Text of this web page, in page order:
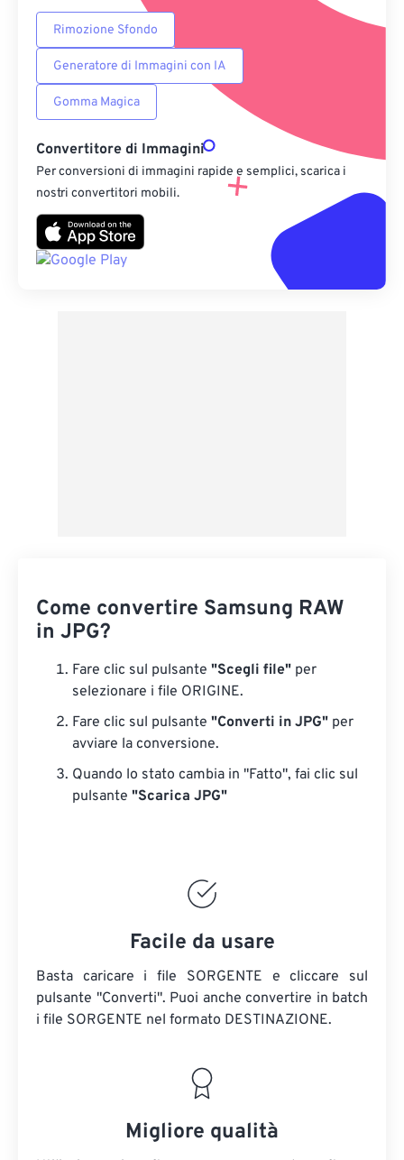
Rimozione Sfondo
Generatore di Immagini con IA
Gomma Magica
Convertitore di Immagini
Per conversioni di immagini rapide e semplici, scarica i
nostri convertitori mobili.
Come convertire Samsung RAW
in JPG?
Fare clic sul pulsante "Scegli file" per
selezionare i file ORIGINE.
Fare clic sul pulsante "Converti in JPG" per
avviare la conversione.
Quando lo stato cambia in "Fatto", fai clic sul
pulsante "Scarica JPG"
Facile da usare
Basta caricare i file SORGENTE e cliccare sul
pulsante "Converti". Puoi anche convertire in batch
i file SORGENTE nel formato DESTINAZIONE.
Migliore qualità